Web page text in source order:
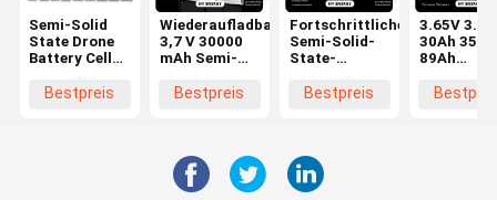
Semi-Solid
State Drone
Battery Cell
EVTOL und
Bestpreis
Wiederaufladbare
3,7 V 30000
mAh Semi-
Li-Ionen-
Bestpreis
Fortschrittliche
Semi-Solid-
State-
Batteriezelle
Batteriesätze
Bestpreis
3.65V 3.7V
30Ah 35Ah
89Ah